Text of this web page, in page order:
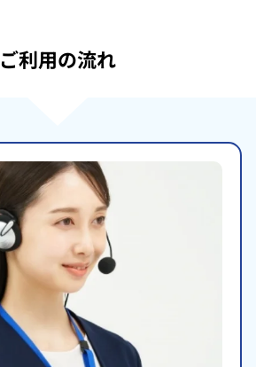
ご利用の流れ